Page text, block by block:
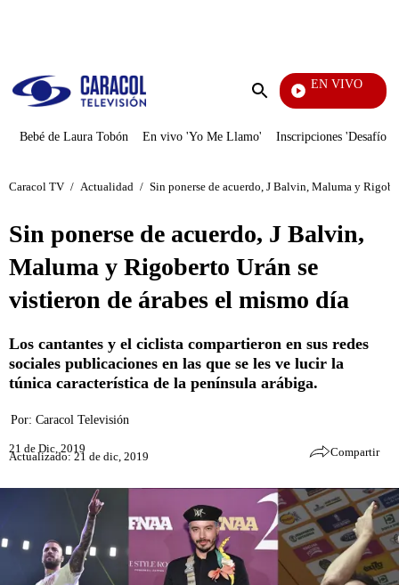
Enviar
EN VIVO
Bebé de Laura Tobón En vivo 'Yo Me Llamo' Inscripciones 'Desafío'
Caracol TV / Actualidad / Sin ponerse de acuerdo, J Balvin, Maluma y
Sin ponerse de acuerdo, J Balvin,
Maluma y Rigoberto Urán se
vistieron de árabes el mismo día
Los cantantes y el ciclista compartieron en sus redes
sociales publicaciones en las que se les ve lucir la
túnica característica de la península arábiga.
Por: Caracol Televisión
21 de Dic, 2019
Actualizado: 21 de dic, 2019 Compartir